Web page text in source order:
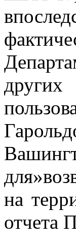
других
на
отчета